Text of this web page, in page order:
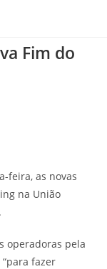
Fim do
feira, as novas
na União
operadoras pela
fazer